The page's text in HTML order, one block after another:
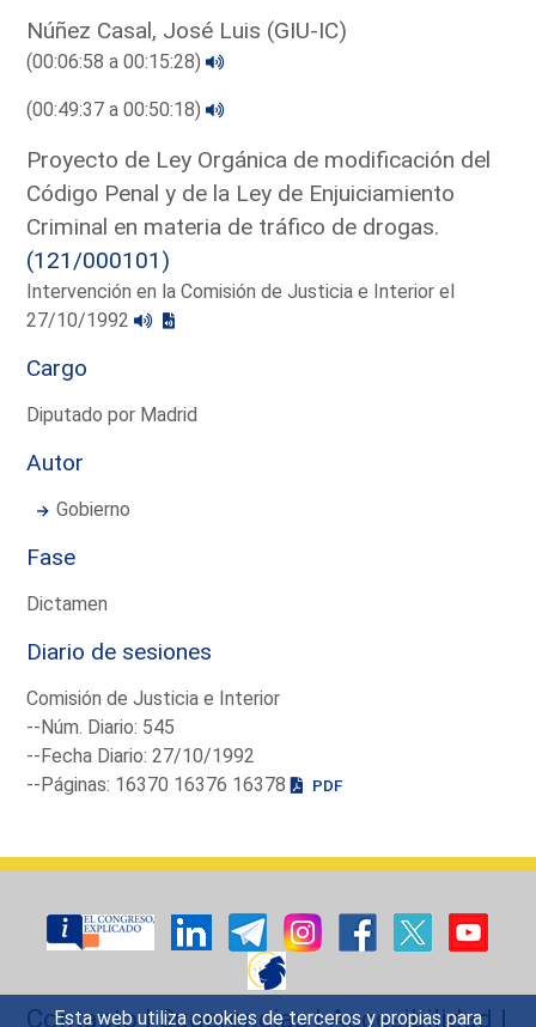
Esta web utiliza cookies de terceros y propias para
Núñez Casal, José Luis (GIU-IC)
(00:06:58 a 00:15:28)
(00:49:37 a 00:50:18)
Proyecto de Ley Orgánica de modificación del
Código Penal y de la Ley de Enjuiciamiento
Criminal en materia de tráfico de drogas.
(121/000101)
Intervención en la Comisión de Justicia e Interior el
27/10/1992
Cargo
Diputado por Madrid
Autor
Gobierno
Fase
Dictamen
Diario de sesiones
Comisión de Justicia e Interior
--Núm. Diario: 545
--Fecha Diario: 27/10/1992
--Páginas: 16370 16376 16378
PDF
Contacto|Sugerencias|Accesibilidad |